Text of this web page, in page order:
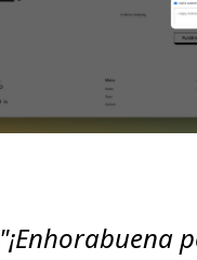
"¡Enhorabuena